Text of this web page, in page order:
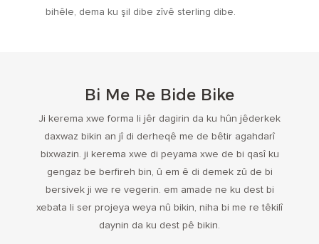
bihêle, dema ku şil dibe zîvê sterling dibe.
Bi Me Re Bide Bike
Ji kerema xwe forma li jêr dagirin da ku hûn jêderkek
daxwaz bikin an jî di derheqê me de bêtir agahdarî
bixwazin. ji kerema xwe di peyama xwe de bi qasî ku
gengaz be berfireh bin, û em ê di demek zû de bi
bersivek ji we re vegerin. em amade ne ku dest bi
xebata li ser projeya weya nû bikin, niha bi me re têkilî
daynin da ku dest pê bikin.